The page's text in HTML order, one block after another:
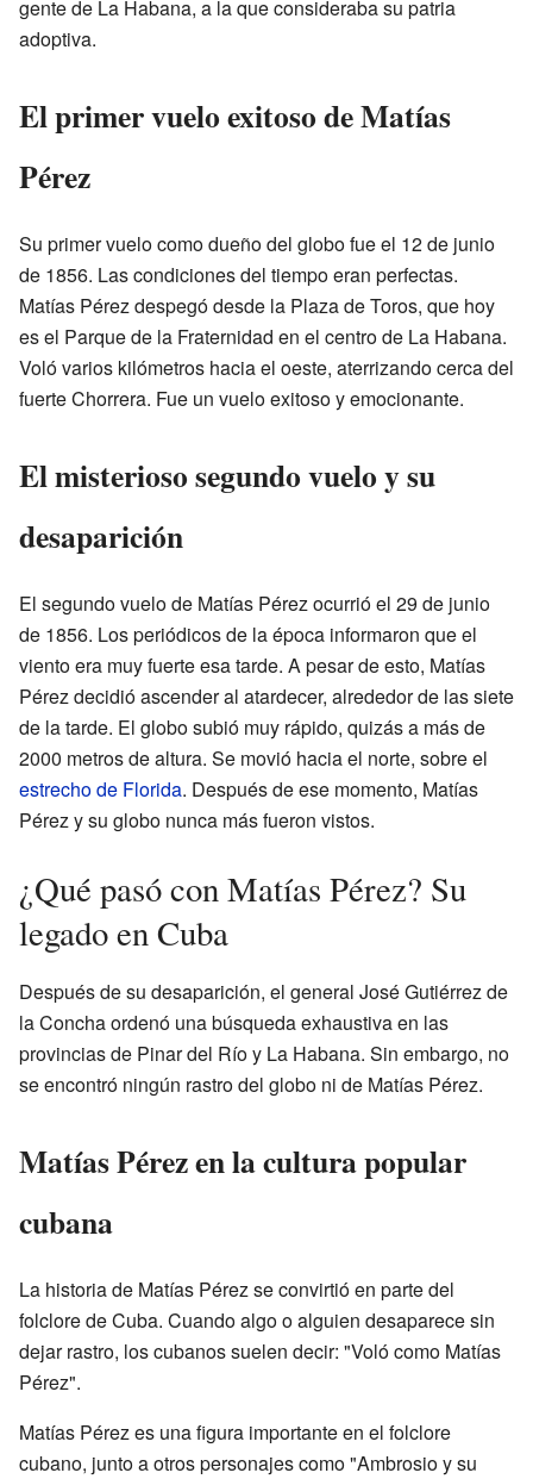
gente de La Habana, a la que consideraba su patria
adoptiva.
El primer vuelo exitoso de Matías
Pérez
Su primer vuelo como dueño del globo fue el 12 de junio
de 1856. Las condiciones del tiempo eran perfectas.
Matías Pérez despegó desde la Plaza de Toros, que hoy
es el Parque de la Fraternidad en el centro de La Habana.
Voló varios kilómetros hacia el oeste, aterrizando cerca del
fuerte Chorrera. Fue un vuelo exitoso y emocionante.
El misterioso segundo vuelo y su
desaparición
El segundo vuelo de Matías Pérez ocurrió el 29 de junio
de 1856. Los periódicos de la época informaron que el
viento era muy fuerte esa tarde. A pesar de esto, Matías
Pérez decidió ascender al atardecer, alrededor de las siete
de la tarde. El globo subió muy rápido, quizás a más de
2000 metros de altura. Se movió hacia el norte, sobre el
estrecho de Florida. Después de ese momento, Matías
Pérez y su globo nunca más fueron vistos.
¿Qué pasó con Matías Pérez? Su
legado en Cuba
Después de su desaparición, el general José Gutiérrez de
la Concha ordenó una búsqueda exhaustiva en las
provincias de Pinar del Río y La Habana. Sin embargo, no
se encontró ningún rastro del globo ni de Matías Pérez.
Matías Pérez en la cultura popular
cubana
La historia de Matías Pérez se convirtió en parte del
folclore de Cuba. Cuando algo o alguien desaparece sin
dejar rastro, los cubanos suelen decir: "Voló como Matías
Pérez".
Matías Pérez es una figura importante en el folclore
cubano, junto a otros personajes como "Ambrosio y su